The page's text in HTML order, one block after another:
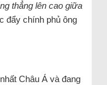
thẳng lên cao giữa
đẩy chính phủ ông
Châu Á và đang